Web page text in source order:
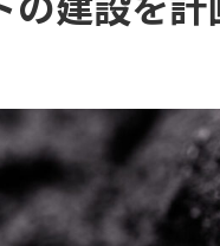
の建設を計